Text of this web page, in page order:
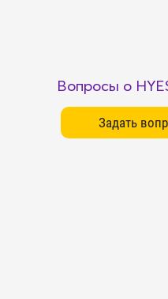
Вопросы о